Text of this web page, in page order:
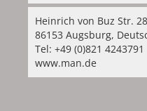
Heinrich von Buz Str. 28
86153 Augsburg,
Tel: +49 (0)821 4243791
www.man.de